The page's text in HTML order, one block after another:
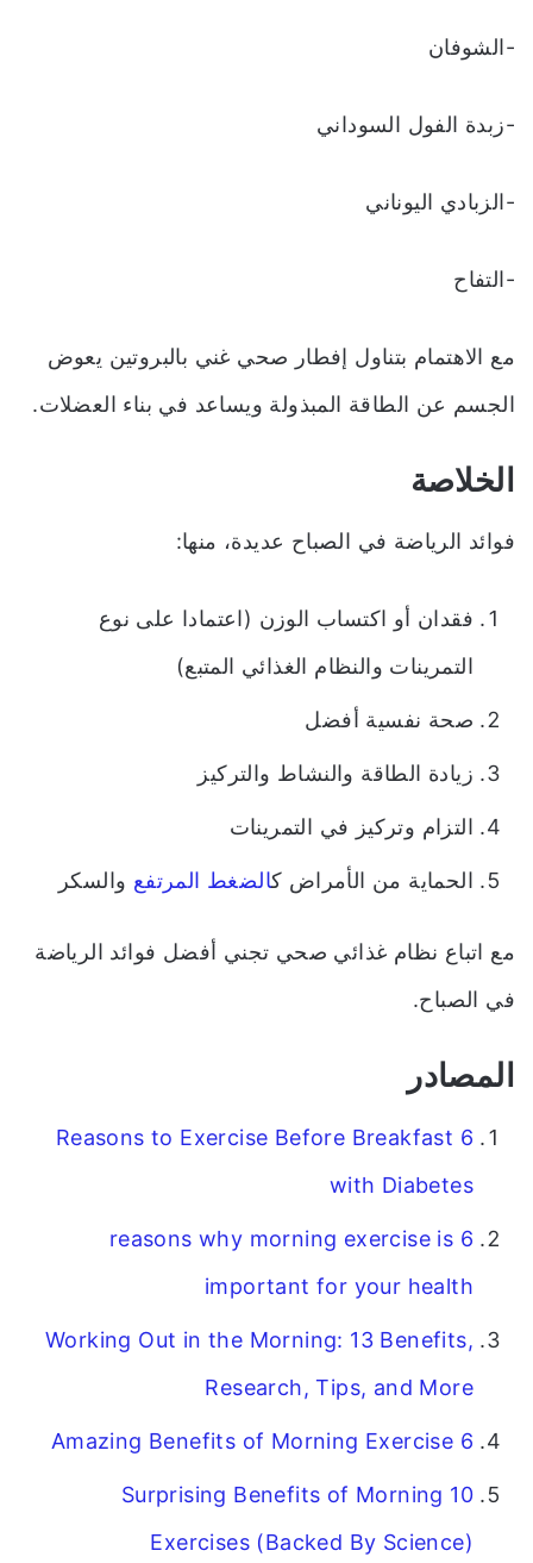
-الشوفان
-زبدة الفول السوداني
-الزبادي اليوناني
-التفاح
مع الاهتمام بتناول إفطار صحي غني بالبروتين يعوض
الجسم عن الطاقة المبذولة ويساعد في بناء العضلات.
الخلاصة
فوائد الرياضة في الصباح عديدة، منها:
فقدان أو اكتساب الوزن (اعتمادا على نوع
التمرينات والنظام الغذائي المتبع)
صحة نفسية أفضل
زيادة الطاقة والنشاط والتركيز
التزام وتركيز في التمرينات
الحماية من الأمراض كالضغط المرتفع والسكر
مع اتباع نظام غذائي صحي تجني أفضل فوائد الرياضة
في الصباح.
المصادر
6 Reasons to Exercise Before Breakfast
with Diabetes
6 reasons why morning exercise is
important for your health
Working Out in the Morning: 13 Benefits,
Research, Tips, and More
6 Amazing Benefits of Morning Exercise
10 Surprising Benefits of Morning
Exercises (Backed By Science)